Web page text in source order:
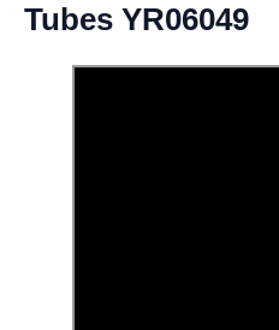
Tubes YR06049